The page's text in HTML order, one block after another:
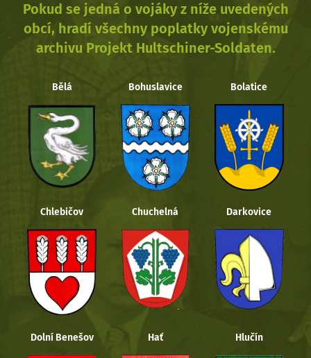
Pokud se jedná o vojáky z níže uvedených
obcí, hradí všechny poplatky vojenskému
archivu Projekt Hultschiner-Soldaten.
Bělá Bohuslavice Bolatice
Chlebičov Chuchelná Darkovice
Dolní Benešov Hať Hlučín